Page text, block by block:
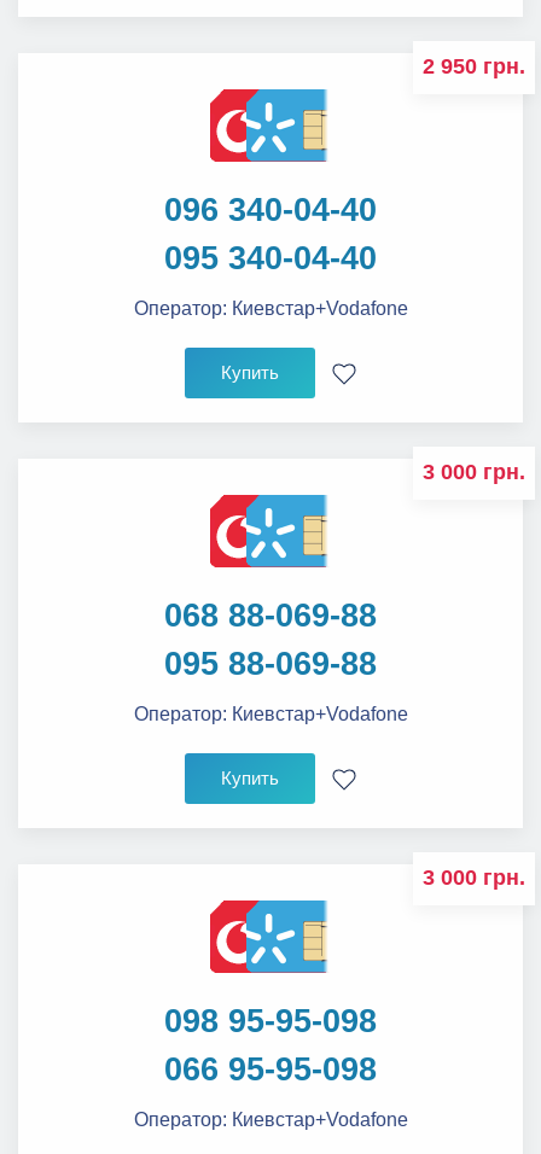
096 340-04-40
095 340-04-40
2 950 грн.
Оператор: Киевстар+Vodafone
Купить
068 88-069-88
095 88-069-88
3 000 грн.
Оператор: Киевстар+Vodafone
Купить
098 95-95-098
066 95-95-098
3 000 грн.
Оператор: Киевстар+Vodafone